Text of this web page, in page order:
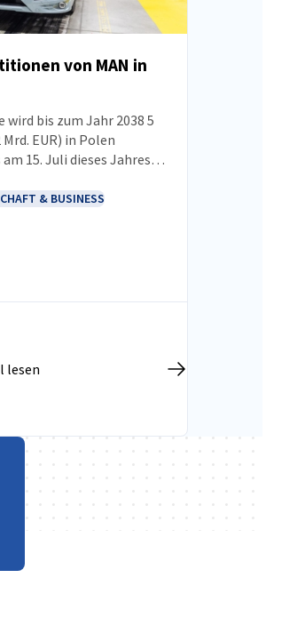
von MAN in
wird bis zum Jahr 2038 5
Mrd. EUR) in Polen
15. Juli dieses Jahres
legt den
und Komponenten für
& BUSINESS
lesen